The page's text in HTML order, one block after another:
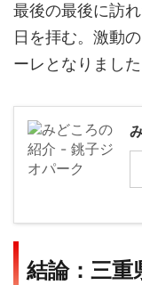
最後の最後に訪
日を拝む。激動
ーレとなりました
結論：三重